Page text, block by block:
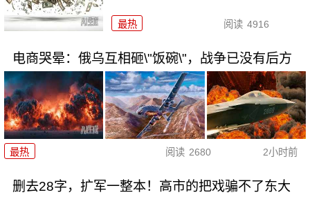
最热 阅读 4916
电商哭晕：俄乌互相砸\"饭碗\"，战争已没有后方
最热 阅读 2680 2小时前
删去28字，扩军一整本！高市的把戏骗不了东大